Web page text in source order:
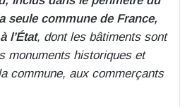
seule commune de France,
l’État, dont les bâtiments sont
monuments historiques et
commune, aux commerçants